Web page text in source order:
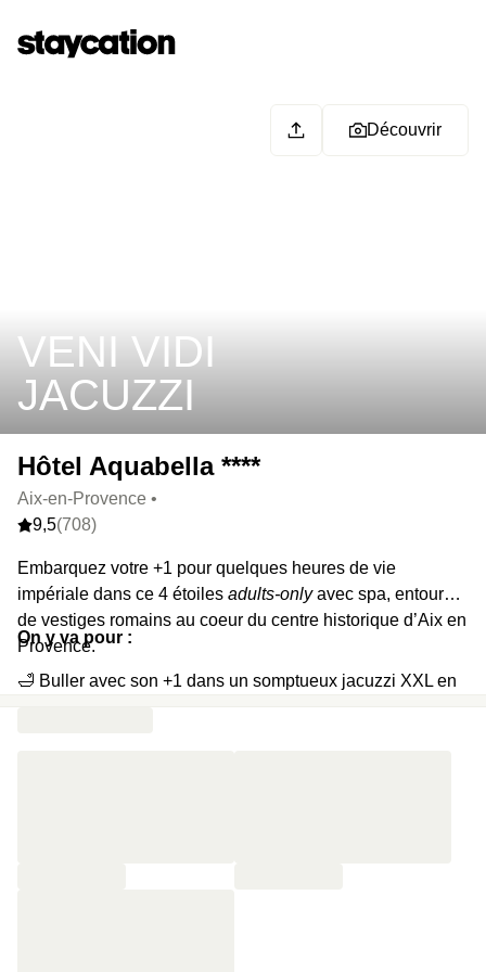
VENI VIDI
JACUZZI
Découvrir
Hôtel Aquabella ****
Aix-en-Provence •
9,5(708)
Embarquez votre +1 pour quelques heures de vie
impériale dans ce 4 étoiles adults-onlyavec spa, entouré
de vestiges romains au coeur du centre historique d’Aix en
Provence.
On y va pour :
🛁 Buller avec son +1 dans un somptueux jacuzzi XXL en